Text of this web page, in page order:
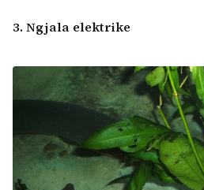
3. Ngjala elektrike